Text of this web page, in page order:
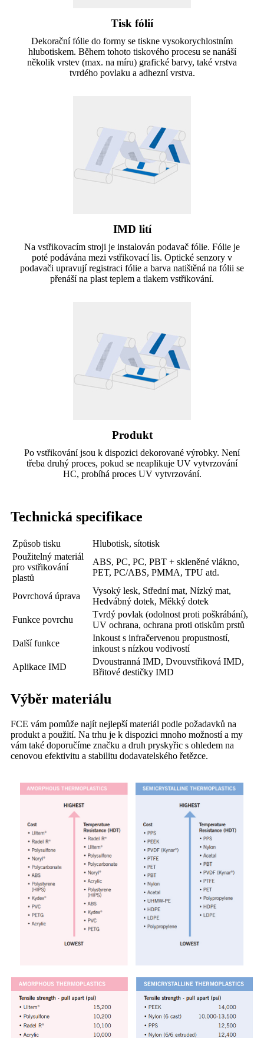
Tisk fólií
Dekorační fólie do formy se tiskne vysokorychlostním
hlubotiskem. Během tohoto tiskového procesu se nanáší
několik vrstev (max. na míru) grafické barvy, také vrstva
tvrdého povlaku a adhezní vrstva.
IMD lití
Na vstřikovacím stroji je instalován podavač fólie. Fólie je
poté podávána mezi vstřikovací lis. Optické senzory v
podavači upravují registraci fólie a barva natištěná na fólii se
přenáší na plast teplem a tlakem vstřikování.
Produkt
Po vstřikování jsou k dispozici dekorované výrobky. Není
třeba druhý proces, pokud se neaplikuje UV vytvrzování
HC, probíhá proces UV vytvrzování.
Technická specifikace
Způsob tisku
Hlubotisk, sítotisk
Použitelný materiál
pro vstřikování
plastů
ABS, PC, PC, PBT + skleněné vlákno,
PET, PC/ABS, PMMA, TPU atd.
Povrchová úprava
Vysoký lesk, Střední mat, Nízký mat,
Hedvábný dotek, Měkký dotek
Funkce povrchu
Tvrdý povlak (odolnost proti poškrábání),
UV ochrana, ochrana proti otiskům prstů
Další funkce
Inkoust s infračervenou propustností,
inkoust s nízkou vodivostí
Aplikace IMD
Dvoustranná IMD, Dvouvstřiková IMD,
Břitové destičky IMD
Výběr materiálu
FCE vám pomůže najít nejlepší materiál podle požadavků na
produkt a použití. Na trhu je k dispozici mnoho možností a my
vám také doporučíme značku a druh pryskyřic s ohledem na
cenovou efektivitu a stabilitu dodavatelského řetězce.